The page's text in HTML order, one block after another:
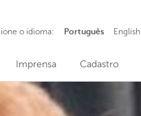
Imprensa Cadastro
o idioma: Português English